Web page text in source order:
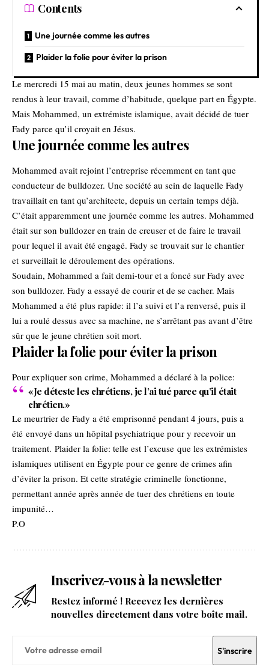
Contents
Une journée comme les autres
Plaider la folie pour éviter la prison
Le mercredi 15 mai au matin, deux jeunes hommes se sont
rendus à leur travail, comme d’habitude, quelque part en Égypte.
Mais Mohammed, un extrémiste islamique, avait décidé de tuer
Fady parce qu’il croyait en Jésus.
Une journée comme les autres
Mohammed avait rejoint l’entreprise récemment en tant que
conducteur de bulldozer. Une société au sein de laquelle Fady
travaillait en tant qu’architecte, depuis un certain temps déjà.
C’était apparemment une journée comme les autres. Mohammed
était sur son bulldozer en train de creuser et de faire le travail
pour lequel il avait été engagé. Fady se trouvait sur le chantier
et surveillait le déroulement des opérations.
Soudain, Mohammed a fait demi-tour et a foncé sur Fady avec
son bulldozer. Fady a essayé de courir et de se cacher. Mais
Mohammed a été plus rapide: il l’a suivi et l’a renversé, puis il
lui a roulé dessus avec sa machine, ne s’arrêtant pas avant d’être
sûr que le jeune chrétien soit mort.
Plaider la folie pour éviter la prison
Pour expliquer son crime, Mohammed a déclaré à la police:
«Je déteste les chrétiens, je l’ai tué parce qu’il était
chrétien.»
Le meurtrier de Fady a été emprisonné pendant 4 jours, puis a
été envoyé dans un hôpital psychiatrique pour y recevoir un
traitement. Plaider la folie: telle est l’excuse que les extrémistes
islamiques utilisent en Égypte pour ce genre de crimes afin
d’éviter la prison. Et cette stratégie criminelle fonctionne,
permettant année après année de tuer des chrétiens en toute
impunité…
P.O
Inscrivez-vous à la newsletter
Restez informé ! Recevez les dernières
nouvelles directement dans votre boîte mail.